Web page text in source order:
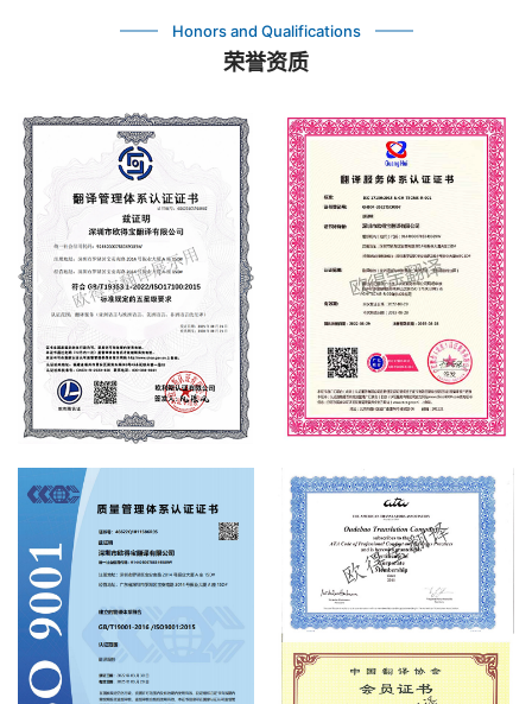
荣誉资质
Honors and Qualifications